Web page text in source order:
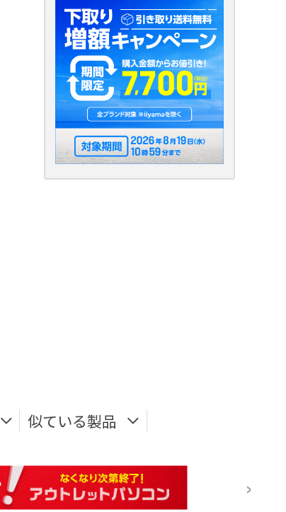
似ている製品